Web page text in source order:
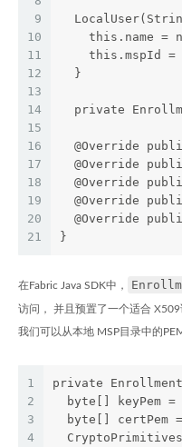
9
10
11
12
13
14
15
16
17
18
19
20
21
this.name =
this.mspId =
  }
private
@Override
@Override
@Override
@Override
@Override
}
在Fabric Java SDK中，
访问， 并且预置了一个适合
我们可以从本地 MSP目录中的
1
2
3
4
private
byte[] keyPem =
byte[] certPem